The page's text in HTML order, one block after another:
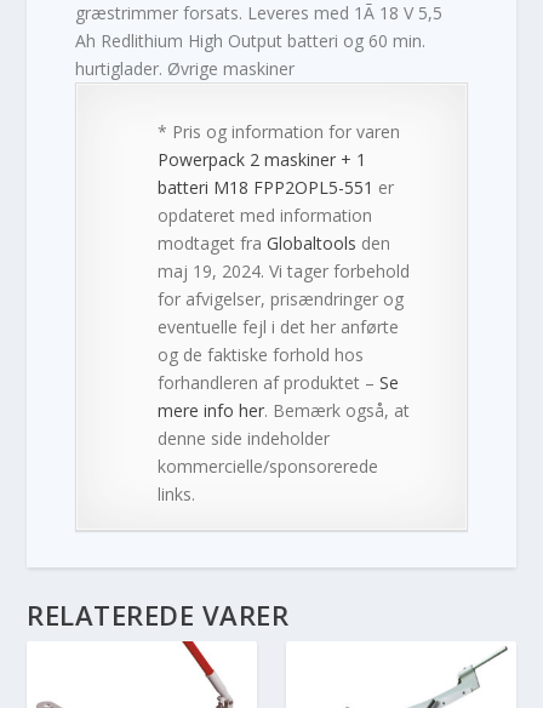
græstrimmer forsats. Leveres med 1Ã 18 V 5,5
Ah Redlithium High Output batteri og 60 min.
hurtiglader. Øvrige maskiner
* Pris og information for varen
Powerpack 2 maskiner + 1
batteri M18 FPP2OPL5-551 er
opdateret med information
modtaget fraGlobaltools den
maj 19, 2024. Vi tager forbehold
for afvigelser, prisændringer og
eventuelle fejl i det her anførte
og de faktiske forhold hos
forhandleren af produktet –Se
mere info her. Bemærk også, at
denne side indeholder
kommercielle/sponsorerede
links.
RELATEREDE VARER